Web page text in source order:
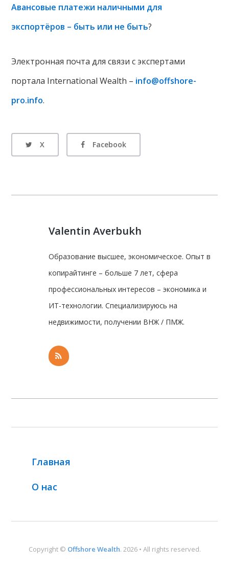
Авансовые платежи наличными для
экспортёров – быть или не быть?
Электронная почта для связи с экспертами
портала International Wealth – info@offshore-
pro.info.
X Facebook
Valentin Averbukh
Образование высшее, экономическое. Опыт в
копирайтинге – больше 7 лет, сфера
профессиональных интересов – экономика и
ИТ-технологии. Специализируюсь на
недвижимости, получении ВНЖ / ПМЖ.
Главная
О нас
Copyright © Offshore Wealth. 2026 • All rights reserved.